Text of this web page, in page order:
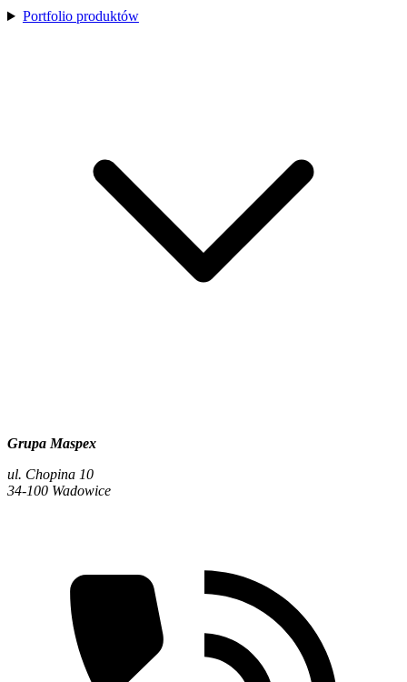
Portfolio produktów
Grupa Maspex
ul. Chopina 10
34-100 Wadowice